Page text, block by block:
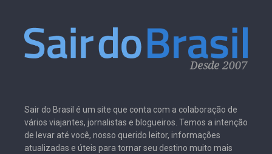
Sair do Brasil é um site que conta com a colaboração de
vários viajantes, jornalistas e blogueiros. Temos a intenção
de levar até você, nosso querido leitor, informações
atualizadas e úteis para tornar seu destino muito mais